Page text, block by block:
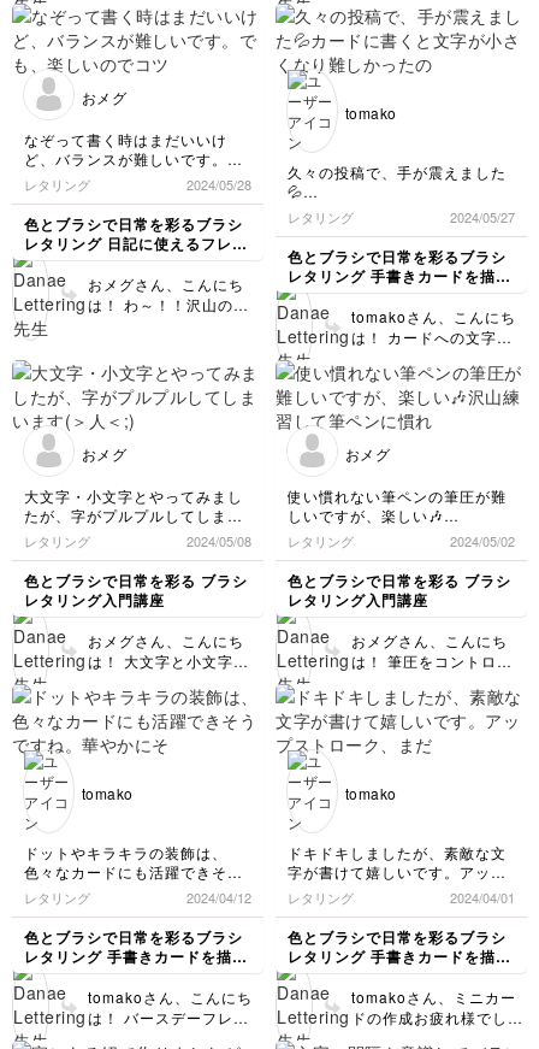
ド！！しかも2つも😍✨
文字1つずつとっても上
手に書けていますので、
ゃくちゃ喜ぶと思います
てもいい色味になりまし
たね！！是非水性ペン同
士なら別のメーカーでも
くださいね💛
おメグ
なぞって書く時はまだいいけ
ど、バランスが難しいです。
でも、楽しいのでコツコツ練習
頑張りたいと思います(*^^*)
レタリング 2024/05/28
色とブラシで日常を彩るブラシ
レタリング 日記に使えるフレー
ズを書こう
おメグさん、こんにち
は！ わ～！！沢山のな
と感じる時は、はなぞり
練習の際、文字のサイズ
感や文字間、ストローク
の長さなど色々観察しな
がらなぞると、なぞりな
しで書く時にどのポイン
トに注意すべきなのかが
見えてくると思いますよ
👍 ストロークの太さに
メリハリも出てきたの
で、ますます良くなって
くるはずです💞
tomako
久々の投稿で、手が震えました
💦
カードに書くと文字が小さくな
り難しかったのですが、練習し
た甲斐があって上手くおさまり
ました。途中、ペンを間違えて
しまい2色になってしまいまし
た。どうせなら、規則を持たせ
たほうが良かったかな〜。
レタリング 2024/05/27
色とブラシで日常を彩るブラシ
レタリング 手書きカードを描い
てみよう
tomakoさん、こんにち
は！ カードへの文字入
小さなカードにしっかり
文字も収まりスゴイで
す！！ ブルー系2色にな
思っておりました～👏
数が多いですが、例えば
Congratsぐらいでした
ら2色のペンの1文字ずつ
交互に色を変えても可愛
いですよ💛 良かったら
試してみてくださいね！
おメグ
大文字・小文字とやってみまし
たが、字がプルプルしてしまい
ます(＞人＜;)
慣れなのかなぁ。。。
レタリング 2024/05/08
色とブラシで日常を彩る ブラシ
レタリング入門講座
おメグさん、こんにち
は！ 大文字と小文字の
拝見したところ、プルプ
ルはそこまで気にならな
いですが、手が筆圧コン
しまうのは結構あるある
ですので焦らず楽しみを
見つけながらカキカキ続
けてみてくださいね💛✨
おメグ
使い慣れない筆ペンの筆圧が難
しいですが、楽しい🎶
沢山練習して筆ペンに慣れるこ
とから頑張ろう！
レタリング 2024/05/02
色とブラシで日常を彩る ブラシ
レタリング入門講座
おメグさん、こんにち
は！ 筆圧をコントロー
れるまで、少し難しいで
すよね💦 継続してカキ
カキする事で手の筋肉も
ので、できる時にちょこ
くださいね💛✨応援して
います！！
tomako
ドットやキラキラの装飾は、
色々なカードにも活躍できそう
ですね。華やかにそしてクオリ
ティが上がって嬉しいです！
レタリング 2024/04/12
色とブラシで日常を彩るブラシ
レタリング 手書きカードを描い
てみよう
tomakoさん、こんにち
は！ バースデーフレー
tomako
ドキドキしましたが、素敵な文
字が書けて嬉しいです。アップ
ストローク、まだプルプルして
しまうので、練習するのみです
ね💦
レタリング 2024/04/01
色とブラシで日常を彩るブラシ
レタリング 手書きカードを描い
てみよう
tomakoさん、ミニカー
ドの作成お疲れ様でし